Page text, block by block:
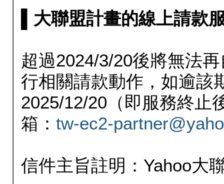
▌大聯盟計畫的線上請款
超過2024/3/20後將無法
行相關請款動作，如逾該
2025/12/20（即服務終止
箱： tw-ec2-
信件主旨註明：Yahoo大